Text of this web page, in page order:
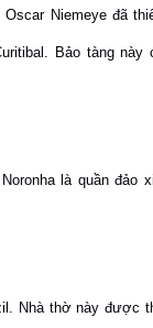
Niemeye đã
Bảo tàng
là quần đảo
Nhà thờ này được